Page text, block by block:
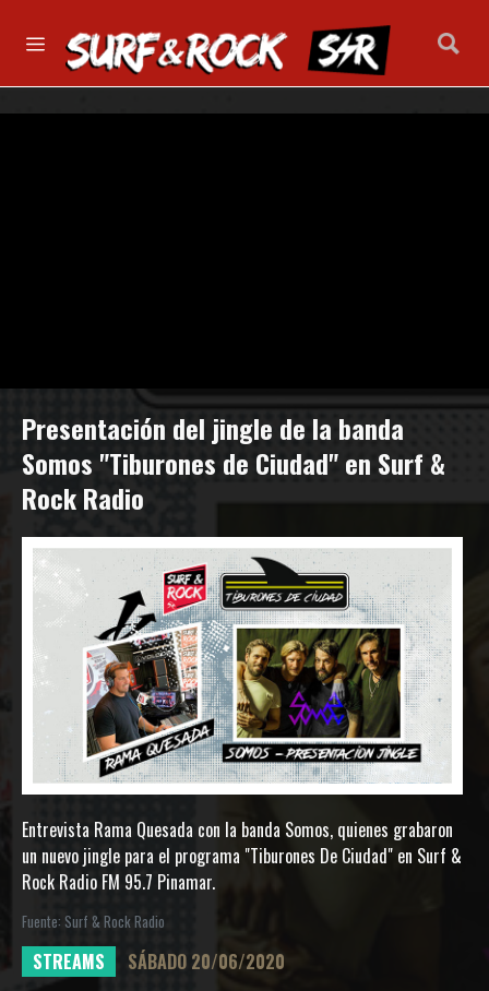
Presentación del jingle de la banda
Somos "Tiburones de Ciudad" en Surf &
Rock Radio
Entrevista Rama Quesada con la banda Somos, quienes grabaron
un nuevo jingle para el programa "Tiburones De Ciudad" en Surf &
Rock Radio FM 95.7 Pinamar.
Fuente: Surf & Rock Radio
STREAMS SÁBADO 20/06/2020